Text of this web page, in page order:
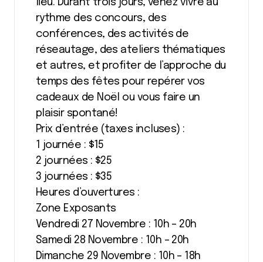
lieu. Durant trois jours, venez vivre au
rythme des concours, des
conférences, des activités de
réseautage, des ateliers thématiques
et autres, et profiter de l’approche du
temps des fêtes pour repérer vos
cadeaux de Noël ou vous faire un
plaisir spontané!
Prix d’entrée (taxes incluses) :
1 journée : $15
2 journées : $25
3 journées : $35
Heures d’ouvertures :
Zone Exposants
Vendredi 27 Novembre : 10h – 20h
Samedi 28 Novembre : 10h – 20h
Dimanche 29 Novembre : 10h – 18h